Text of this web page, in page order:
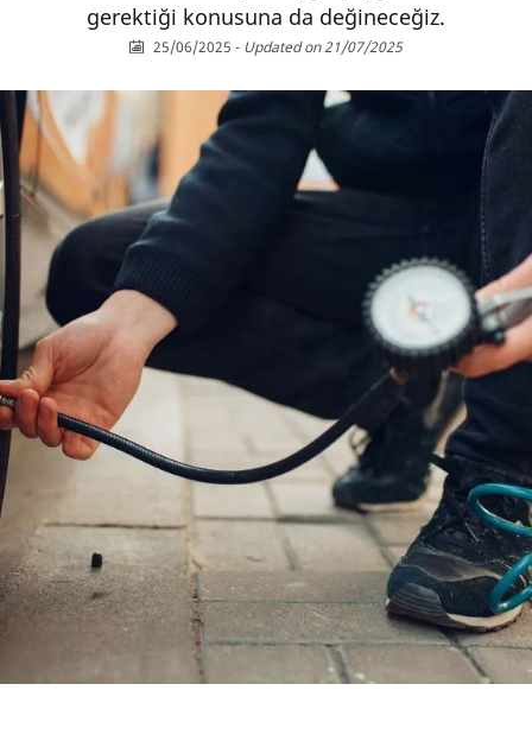
gerektiği konusuna da değineceğiz.
25/06/2025 - Updated on 21/07/2025